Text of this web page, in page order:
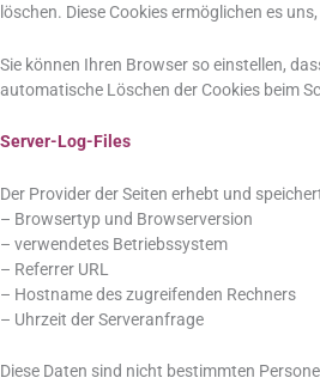
löschen. Diese Cookies ermöglichen es
Sie können Ihren Browser so einstellen,
automatische Löschen der Cookies beim
Server-Log-Files
Der Provider der Seiten erhebt und
– Browsertyp und Browserversion
– verwendetes Betriebssystem
– Referrer URL
– Hostname des zugreifenden Rechners
– Uhrzeit der Serveranfrage
Diese Daten sind nicht bestimmten